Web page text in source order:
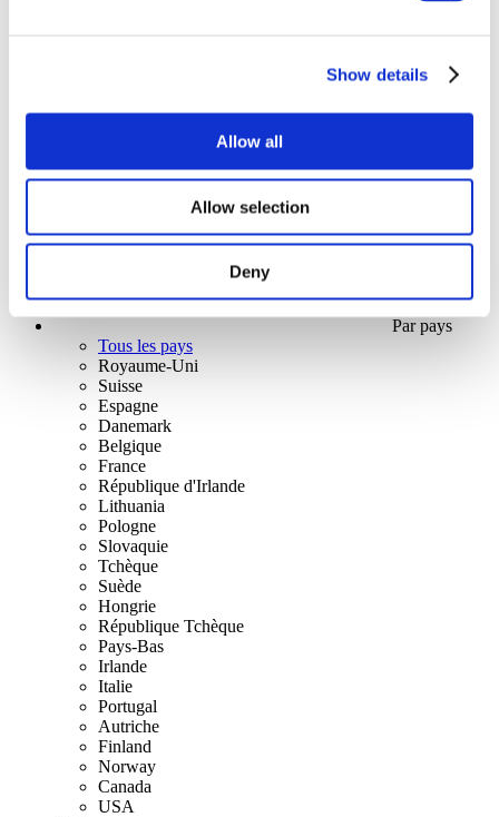
Show details
Allow all
Allow selection
Deny
Concerts
Music
Par pays
Tous les pays
Royaume-Uni
Suisse
Espagne
Danemark
Belgique
France
République d'Irlande
Lithuania
Pologne
Slovaquie
Tchèque
Suède
Hongrie
République Tchèque
Pays-Bas
Irlande
Italie
Portugal
Autriche
Finland
Norway
Canada
USA